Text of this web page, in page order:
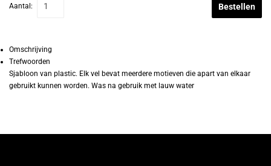
Aantal: Bestellen
Omschrijving
Trefwoorden
Sjabloon van plastic. Elk vel bevat meerdere motieven die apart van elkaar
gebruikt kunnen worden. Was na gebruik met lauw water